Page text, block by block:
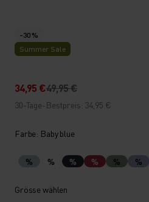
-30 %
Summer Sale
34,95 €49,95 €
30-Tage-Bestpreis: 34,95 €
Farbe: Baby blue
% % % % % %
Grösse wählen